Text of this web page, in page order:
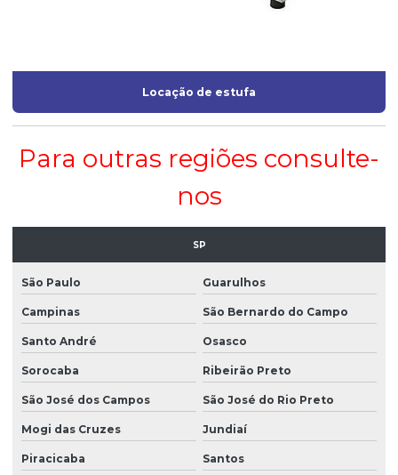
Locação de estufa
Para outras regiões consulte-
nos
SP
São Paulo Guarulhos
Campinas São Bernardo do Campo
Santo André Osasco
Sorocaba Ribeirão Preto
São José dos Campos São José do Rio Preto
Mogi das Cruzes Jundiaí
Piracicaba Santos